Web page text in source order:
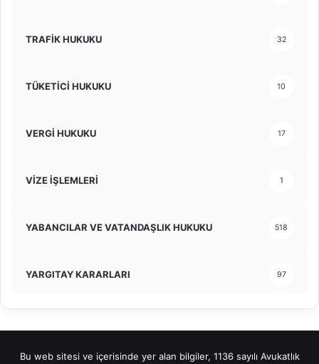
TRAFİK HUKUKU 32
TÜKETİCİ HUKUKU 10
VERGİ HUKUKU 17
VİZE İŞLEMLERİ 1
YABANCILAR VE VATANDAŞLIK HUKUKU 518
YARGITAY KARARLARI 97
Bu web sitesi ve içerisinde yer alan bilgiler, 1136 sayılı Avukatlık